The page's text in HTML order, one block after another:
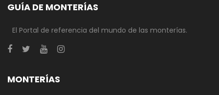
GUÍA DE MONTERÍAS
El Portal de referencia del mundo de las monterías.
MONTERÍAS